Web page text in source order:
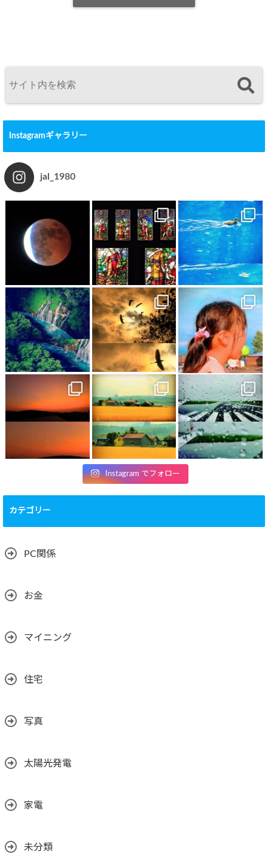
Instagramギャラリー
jal_1980
Instagram でフォロー
カテゴリー
PC関係
お金
マイニング
住宅
写真
太陽光発電
家電
未分類